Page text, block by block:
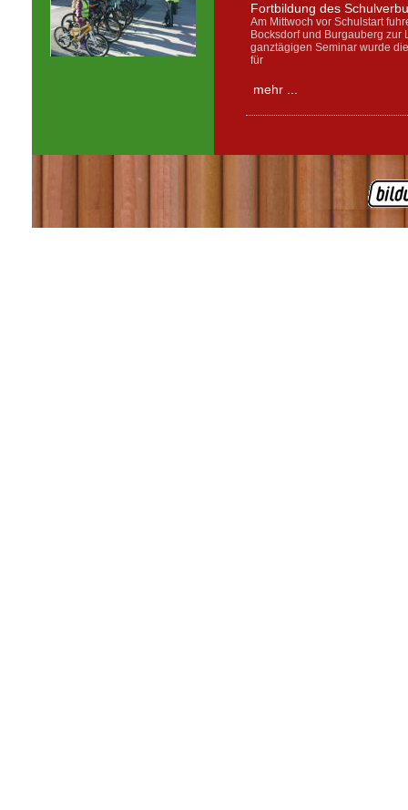
Fortbildung des
Am Mittwoch vor Schulstart
Bocksdorf und Burgauberg
ganztägigen Seminar wurde
für
mehr ...